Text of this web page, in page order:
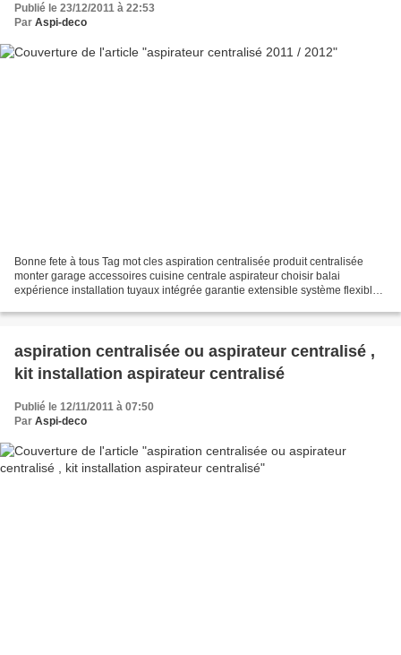
Publié le 23/12/2011 à 22:53
Par Aspi-deco
Bonne fete à tous Tag mot cles aspiration centralisée produit centralisée
monter garage accessoires cuisine centrale aspirateur choisir balai
expérience installation tuyaux intégrée garantie extensible système flexible
aspiration centralisée ou aspirateur centralisé ,
kit installation aspirateur centralisé
Publié le 12/11/2011 à 07:50
Par Aspi-deco